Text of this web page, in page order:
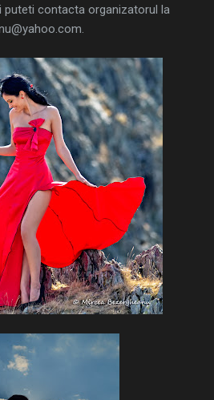
contacta organizatorul la